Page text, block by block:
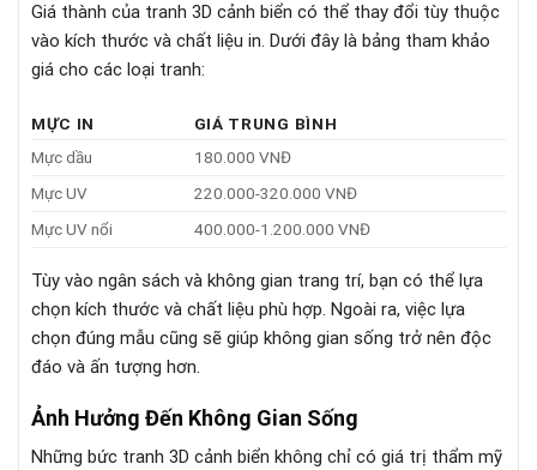
Giá thành của tranh 3D cảnh biển có thể thay đổi tùy thuộc
vào kích thước và chất liệu in. Dưới đây là bảng tham khảo
giá cho các loại tranh:
MỰC IN
GIÁ TRUNG BÌNH
Mực dầu
180.000 VNĐ
Mực UV
220.000-320.000 VNĐ
Mực UV nổi
400.000-1.200.000 VNĐ
Tùy vào ngân sách và không gian trang trí, bạn có thể lựa
chọn kích thước và chất liệu phù hợp. Ngoài ra, việc lựa
chọn đúng mẫu cũng sẽ giúp không gian sống trở nên độc
đáo và ấn tượng hơn.
Ảnh Hưởng Đến Không Gian Sống
Những bức tranh 3D cảnh biển không chỉ có giá trị thẩm mỹ